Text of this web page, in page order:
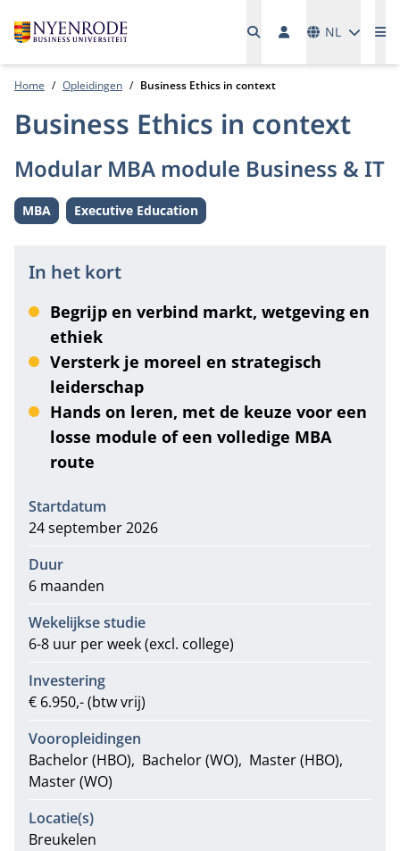
NL
Home Opleidingen Business Ethics in context
Business Ethics in context
Modular MBA module Business & IT
Level:
MBA Level:
Executive Education
In het kort
Begrijp en verbind markt, wetgeving en
ethiek
Versterk je moreel en strategisch
leiderschap
Hands on leren, met de keuze voor een
losse module of een volledige MBA
route
Informatie
Startdatum
24 september 2026
Duur
6 maanden
Wekelijkse studie
6-8 uur per week (excl. college)
Investering
€ 6.950,- (btw vrij)
Vooropleidingen
Bachelor (HBO)
Bachelor (WO)
Master (HBO)
Master (WO)
Locatie(s)
Breukelen